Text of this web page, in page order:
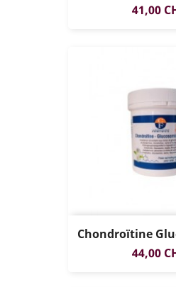
Prix
41,00
Chondroïtine
Prix
44,00